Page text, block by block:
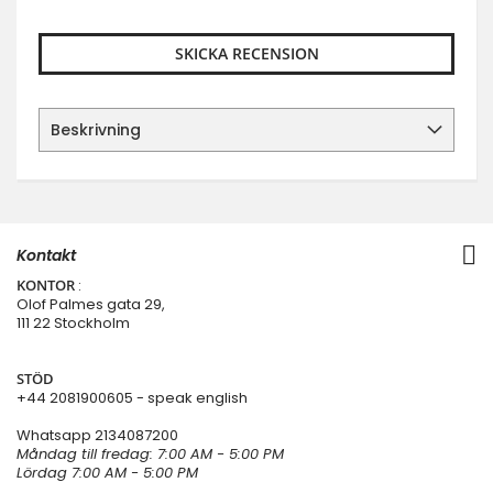
SKICKA RECENSION
Beskrivning
Kontakt
KONTOR :
Olof Palmes gata 29,
111 22 Stockholm
STÖD
+44 2081900605 - speak english
Whatsapp 2134087200
Måndag till fredag: 7:00 AM - 5:00 PM
Lördag 7:00 AM - 5:00 PM